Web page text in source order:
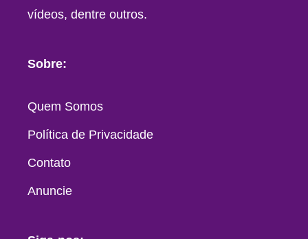
vídeos, dentre outros.
Sobre:
Quem Somos
Política de Privacidade
Contato
Anuncie